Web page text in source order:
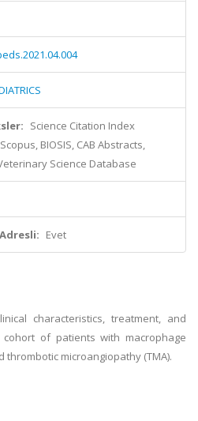
Science Citation Index
BIOSIS, CAB Abstracts,
Veterinary Science Database
Evet
characteristics, treatment, and
of patients with macrophage
thrombotic microangiopathy (TMA).